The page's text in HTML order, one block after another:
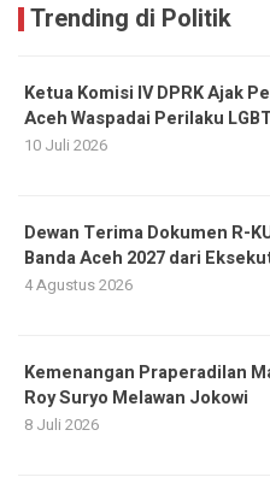
Trending di Politik
Ketua Komisi IV DPRK Ajak
Aceh Waspadai Perilaku
10 Juli 2026
Dewan Terima Dokumen R-
Banda Aceh 2027 dari
4 Agustus 2026
Kemenangan Praperadilan
Roy Suryo Melawan Jokowi
8 Juli 2026